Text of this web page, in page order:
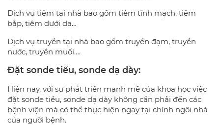
Dịch vụ tiêm tại nhà bao gồm tiêm tĩnh mạch, tiêm
bắp, tiêm dưới da…
Dịch vụ truyền tại nhà bao gồm truyền đạm, truyền
nước, truyền muối….
Đặt sonde tiểu, sonde dạ dày:
Hiện nay, với sự phát triển mạnh mẽ của khoa học việc
đặt sonde tiểu, sonde dạ dày không cần phải đến các
bệnh viện mà có thể thực hiện ngay tại chính ngôi nhà
của người bệnh.